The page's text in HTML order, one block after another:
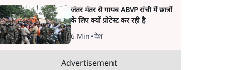
journalist Vinod Agnihotri ने इसे
Modi Government और RSS की
संभावित strategy से जोड़कर बड़ा
सवाल उठाया है।
जंतर मंतर से गायब ABVP रांची में छात्रों
के लिए क्यों प्रोटेस्ट कर रही है
6 Min •देश
Advertisement